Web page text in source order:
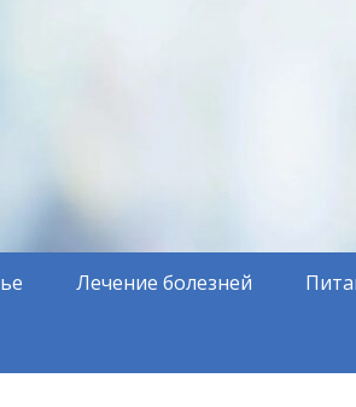
Лечение болезней